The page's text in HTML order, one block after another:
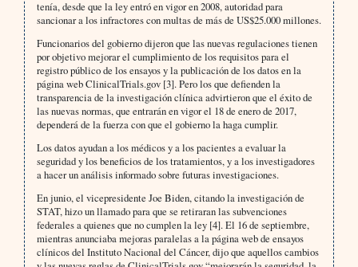
tenía, desde que la ley entró en vigor en 2008, autoridad para
sancionar a los infractores con multas de más de US$25.000 millones.
Funcionarios del gobierno dijeron que las nuevas regulaciones tienen
por objetivo mejorar el cumplimiento de los requisitos para el
registro público de los ensayos y la publicación de los datos en la
página web ClinicalTrials.gov [3]. Pero los que defienden la
transparencia de la investigación clínica advirtieron que el éxito de
las nuevas normas, que entrarán en vigor el 18 de enero de 2017,
dependerá de la fuerza con que el gobierno la haga cumplir.
Los datos ayudan a los médicos y a los pacientes a evaluar la
seguridad y los beneficios de los tratamientos, y a los investigadores
a hacer un análisis informado sobre futuras investigaciones.
En junio, el vicepresidente Joe Biden, citando la investigación de
STAT, hizo un llamado para que se retiraran las subvenciones
federales a quienes que no cumplen la ley [4]. El 16 de septiembre,
mientras anunciaba mejoras paralelas a la página web de ensayos
clínicos del Instituto Nacional del Cáncer, dijo que aquellos cambios